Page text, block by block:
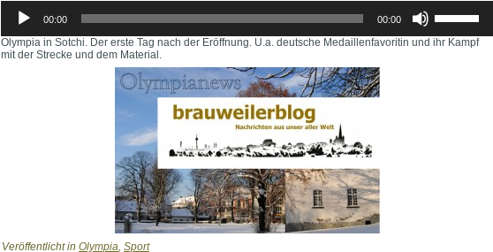
Player
00:00 00:00
Hoch/Runter
um
Olympia in Sotchi. Der erste Tag nach der Eröffnung. U.a. deutsche Medaillenfavoritin und ihr Kampf
mit der Strecke und dem Material.
Veröffentlicht in Olympia, Sport